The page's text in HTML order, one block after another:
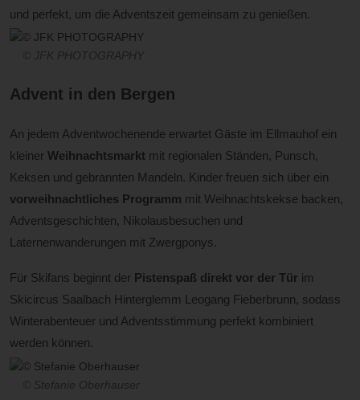
und perfekt, um die Adventszeit gemeinsam zu genießen.
© JFK PHOTOGRAPHY
Advent in den Bergen
An jedem Adventwochenende erwartet Gäste im Ellmauhof ein
kleiner Weihnachtsmarkt mit regionalen Ständen, Punsch,
Keksen und gebrannten Mandeln. Kinder freuen sich über ein
vorweihnachtliches Programm mit Weihnachtskekse backen,
Adventsgeschichten, Nikolausbesuchen und
Laternenwanderungen mit Zwergponys.
Für Skifans beginnt der Pistenspaß direkt vor der Tür im
Skicircus Saalbach Hinterglemm Leogang Fieberbrunn, sodass
Winterabenteuer und Adventsstimmung perfekt kombiniert
werden können.
© Stefanie Oberhauser